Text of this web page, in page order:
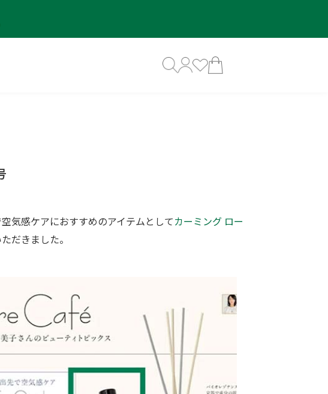
気感ケアにおすすめのアイテムとしてカーミング ロー
だきました。